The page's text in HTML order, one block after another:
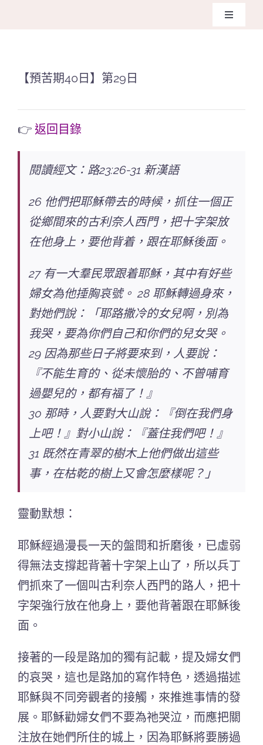
Toggle
Search
【預苦期40日】第29日
👉 返回目錄
閱讀經文：路23:26-31 新漢語
26 他們把耶穌帶去的時候，抓住一個正
從鄉間來的古利奈人西門，把十字架放
在他身上，要他背着，跟在耶穌後面。
27 有一大羣民眾跟着耶穌，其中有好些
婦女為他捶胸哀號。 28 耶穌轉過身來，
對她們說：「耶路撒冷的女兒啊，別為
我哭，要為你們自己和你們的兒女哭。
29 因為那些日子將要來到，人要說：
『不能生育的、從未懷胎的、不曾哺育
過嬰兒的，都有福了！』
30 那時，人要對大山說：『倒在我們身
上吧！』 對小山說：
『蓋住我們吧！』
31 既然在青翠的樹木上他們做出這些
事，在枯乾的樹上又會怎麼樣呢？」
靈動默想：
耶穌經過漫長一天的盤問和折磨後，已虛弱
得無法支撐起背著十字架上山了，所以兵丁
們抓來了一個叫古利奈人西門的路人，把十
字架強行放在他身上，要他背著跟在耶穌後
面。
接著的一段是路加的獨有記載，提及婦女們
的哀哭，這也是路加的寫作特色，透過描述
耶穌與不同旁觀者的接觸，來推進事情的發
展。 耶穌勸婦女們不要為祂哭泣，而應把關
注放在她們所住的城上，因為耶穌將要勝過